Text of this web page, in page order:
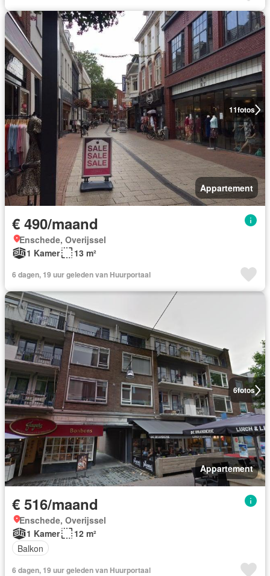
11fotos
Appartement
€ 490/maand
Enschede, Overijssel
1 Kamer
13 m²
6 dagen, 19 uur geleden van Huurportaal
6fotos
Appartement
€ 516/maand
Enschede, Overijssel
1 Kamer
12 m²
Balkon
6 dagen, 19 uur geleden van Huurportaal